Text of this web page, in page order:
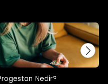
Hamilelikte Adet Görülür Mü?